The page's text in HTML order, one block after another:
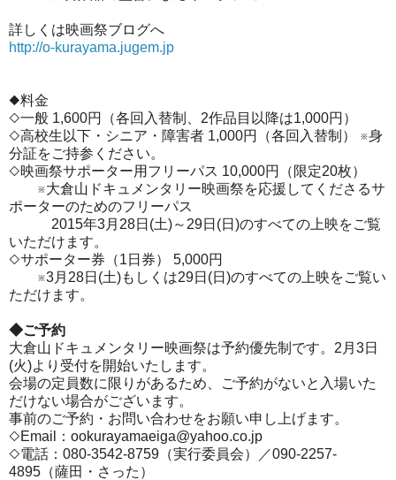
詳しくは映画祭ブログへ
http://o-kurayama.jugem.jp
◆料金
◇一般 1,600円（各回入替制、2作品目以降は1,000円）
◇高校生以下・シニア・障害者 1,000円（各回入替制） ※身
分証をご持参ください。
◇映画祭サポーター用フリーパス 10,000円（限定20枚）
※大倉山ドキュメンタリー映画祭を応援してくださるサ
ポーターのためのフリーパス
2015年3月28日(土)～29日(日)のすべての上映をご覧
いただけます。
◇サポーター券（1日券） 5,000円
※3月28日(土)もしくは29日(日)のすべての上映をご覧い
ただけます。
◆ご予約
大倉山ドキュメンタリー映画祭は予約優先制です。2月3日
(火)より受付を開始いたします。
会場の定員数に限りがあるため、ご予約がないと入場いた
だけない場合がございます。
事前のご予約・お問い合わせをお願い申し上げます。
◇Email：ookurayamaeiga@yahoo.co.jp
◇電話：080-3542-8759（実行委員会）／090-2257-
4895（薩田・さった）